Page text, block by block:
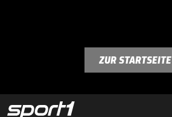
ZUR STARTSEITE